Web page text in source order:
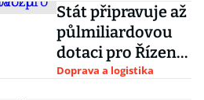
předseda
Organizace
evropských
ŘLP
Stát připravuje až
půlmiliardovou
dotaci pro Řízení
letového provozu
Doprava a logistika